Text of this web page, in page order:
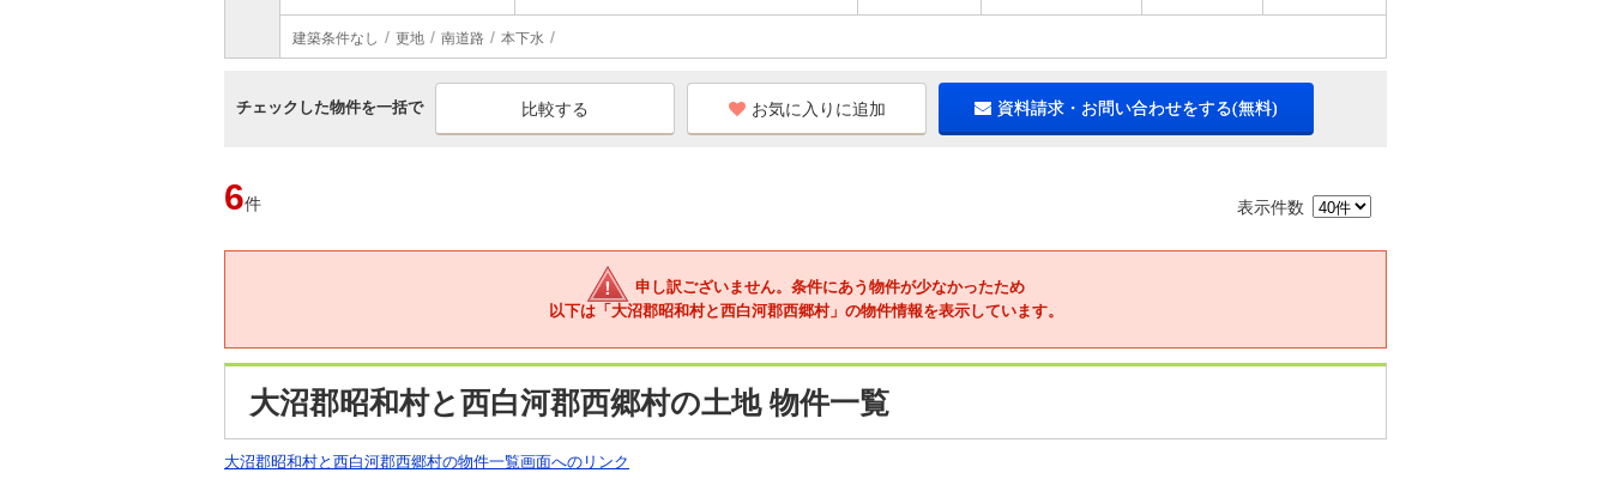
建築条件なし 更地 南道路 本下水
チェックした物件を一括で お気に入りに追加 資料請求・お問い合わせをする(無料)
6件 表示件数
申し訳ございません。条件にあう物件が少なかったため
以下は「大沼郡昭和村と西白河郡西郷村」の物件情報を表示しています。
大沼郡昭和村と西白河郡西郷村の土地 物件一覧
大沼郡昭和村と西白河郡西郷村の物件一覧画面へのリンク